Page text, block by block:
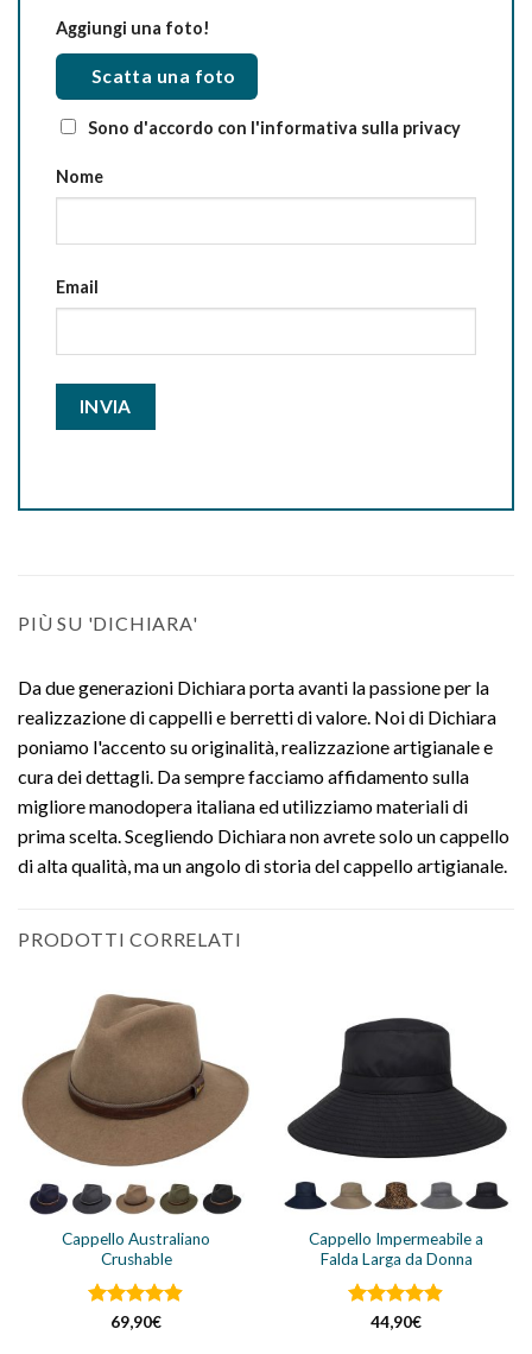
Aggiungi una foto!
Scatta una foto
Sono d'accordo con l'informativa sulla privacy
Nome
Email
PIÙ SU 'DICHIARA'
Da due generazioni Dichiara porta avanti la passione per la
realizzazione di cappelli e berretti di valore. Noi di Dichiara
poniamo l'accento su originalità, realizzazione artigianale e
cura dei dettagli. Da sempre facciamo affidamento sulla
migliore manodopera italiana ed utilizziamo materiali di
prima scelta. Scegliendo Dichiara non avrete solo un cappello
di alta qualità, ma un angolo di storia del cappello artigianale.
PRODOTTI CORRELATI
Cappello Australiano
Crushable
Valutato
69,90€
Cappello Impermeabile a
Falda Larga da Donna
Valutato
44,90€